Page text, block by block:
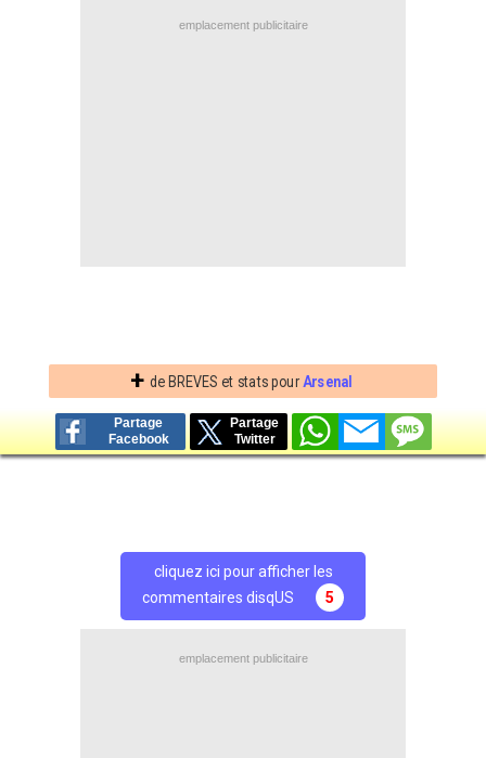
emplacement publicitaire
+ de BREVES et stats pour Arsenal
Partage
Facebook
Partage
Twitter
cliquez ici pour afficher les
commentaires disqUS
5
emplacement publicitaire